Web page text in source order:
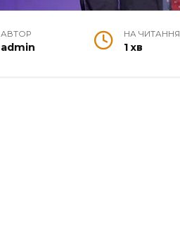
АВТОР
admin
НА ЧИТАННЯ
1 хв